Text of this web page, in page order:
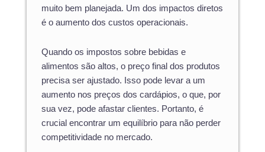
muito bem planejada. Um dos impactos diretos
é o aumento dos custos operacionais.
Quando os impostos sobre bebidas e
alimentos são altos, o preço final dos produtos
precisa ser ajustado. Isso pode levar a um
aumento nos preços dos cardápios, o que, por
sua vez, pode afastar clientes. Portanto, é
crucial encontrar um equilíbrio para não perder
competitividade no mercado.